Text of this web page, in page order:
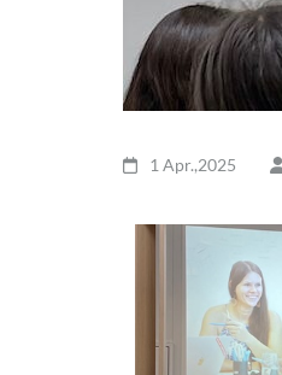
1 Apr.,2025